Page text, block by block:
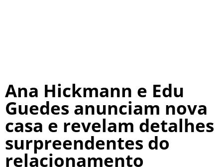
Ana Hickmann e Edu
Guedes anunciam nova
casa e revelam detalhes
surpreendentes do
relacionamento